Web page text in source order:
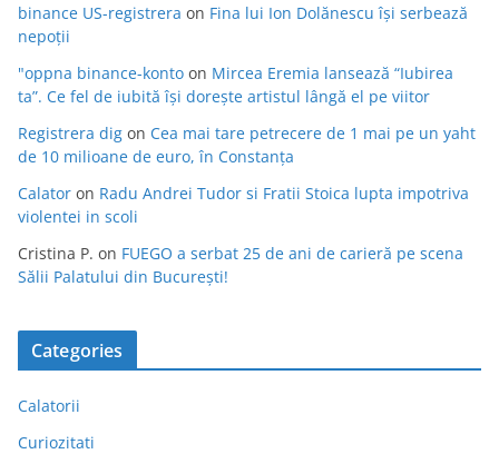
binance US-registrera on Fina lui Ion Dolănescu își serbează
nepoții
"oppna binance-konto on Mircea Eremia lansează “Iubirea
ta”. Ce fel de iubită își dorește artistul lângă el pe viitor
Registrera dig on Cea mai tare petrecere de 1 mai pe un yaht
de 10 milioane de euro, în Constanța
Calator on Radu Andrei Tudor si Fratii Stoica lupta impotriva
violentei in scoli
Cristina P. on FUEGO a serbat 25 de ani de carieră pe scena
Sălii Palatului din București!
Categories
Calatorii
Curiozitati